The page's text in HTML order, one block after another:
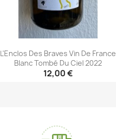
L'Enclos Des Braves Vin De France
Blanc Tombé Du Ciel 2022
12,00 €